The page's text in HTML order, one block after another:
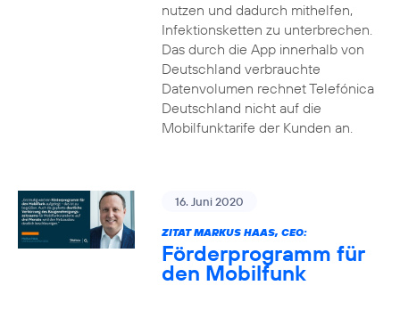
nutzen und dadurch mithelfen,
Infektionsketten zu unterbrechen.
Das durch die App innerhalb von
Deutschland verbrauchte
Datenvolumen rechnet Telefónica
Deutschland nicht auf die
Mobilfunktarife der Kunden an.
16. Juni 2020
ZITAT MARKUS HAAS, CEO:
Förderprogramm für
den Mobilfunk